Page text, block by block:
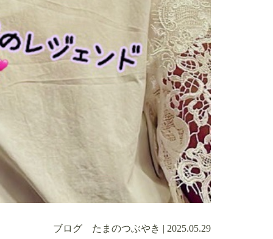
ブログ たまのつぶやき | 2025.05.29